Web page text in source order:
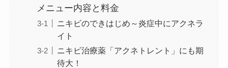
メニュー内容と料金
ニキビのできはじめ～炎症中にアクネラ
イト
ニキビ治療薬「アクネトレント」にも期
待大！